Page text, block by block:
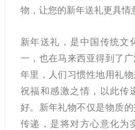
物，让您的新年送礼更具情
新年送礼，是中国传统文
一，也在马来西亚得到了
年里，人们习惯性地用礼
祝福和感激之情，以此传
好。新年礼物不仅是物质
传递，是将对方心意化为